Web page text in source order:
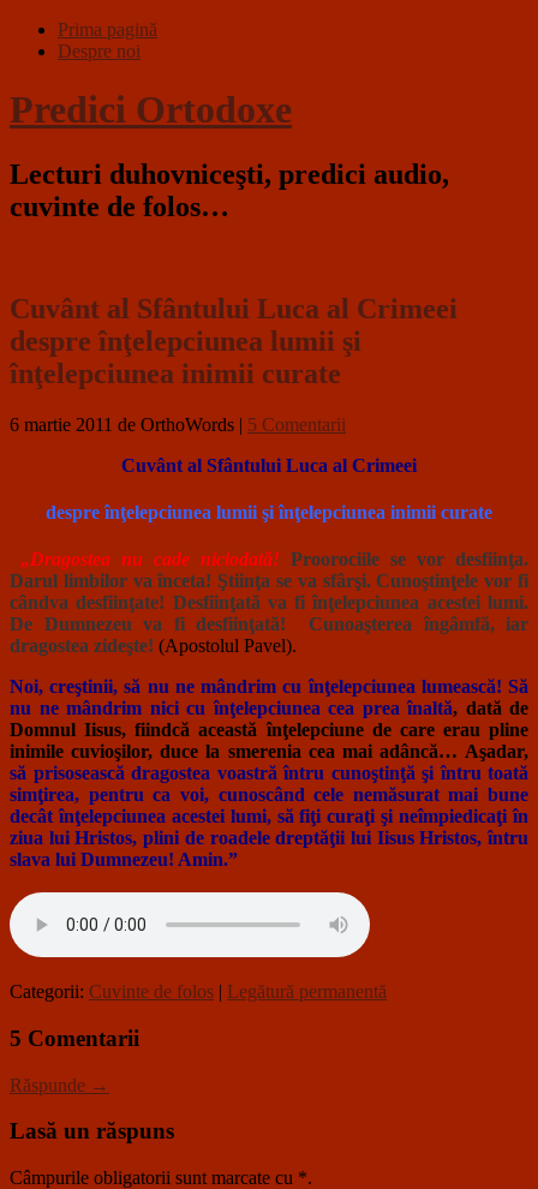
Prima pagină
Despre noi
Predici Ortodoxe
Lecturi duhovniceşti, predici audio,
cuvinte de folos…
Cuvânt al Sfântului Luca al Crimeei
despre înţelepciunea lumii şi
înţelepciunea inimii curate
6 martie 2011 de OrthoWords | 5 Comentarii
Cuvânt al Sfântului Luca al Crimeei
despre înţelepciunea lumii şi înţelepciunea inimii curate
„Dragostea nu cade niciodată! Proorociile se vor desfiinţa.
Darul limbilor va înceta! Ştiinţa se va sfârşi. Cunoştinţele vor fi
cândva desfiinţate! Desfiinţată va fi înţelepciunea acestei lumi.
De Dumnezeu va fi desfiinţată! Cunoaşterea îngâmfă, iar
dragostea zideşte! (Apostolul Pavel).
Noi, creştinii, să nu ne mândrim cu înţelepciunea lumească! Să
nu ne mândrim nici cu înţelepciunea cea prea înaltă, dată de
Domnul Iisus, fiindcă această înţelepciune de care erau pline
inimile cuvioşilor, duce la smerenia cea mai adâncă… Aşadar,
să prisosească dragostea voastră întru cunoştinţă şi întru toată
simţirea, pentru ca voi, cunoscând cele nemăsurat mai bune
decât înţelepciunea acestei lumi, să fiţi curaţi şi neîmpiedicaţi în
ziua lui Hristos, plini de roadele dreptăţii lui Iisus Hristos, întru
slava lui Dumnezeu! Amin.”
Categorii: Cuvinte de folos | Legătură permanentă
5 Comentarii
Răspunde →
Lasă un răspuns
Câmpurile obligatorii sunt marcate cu *.